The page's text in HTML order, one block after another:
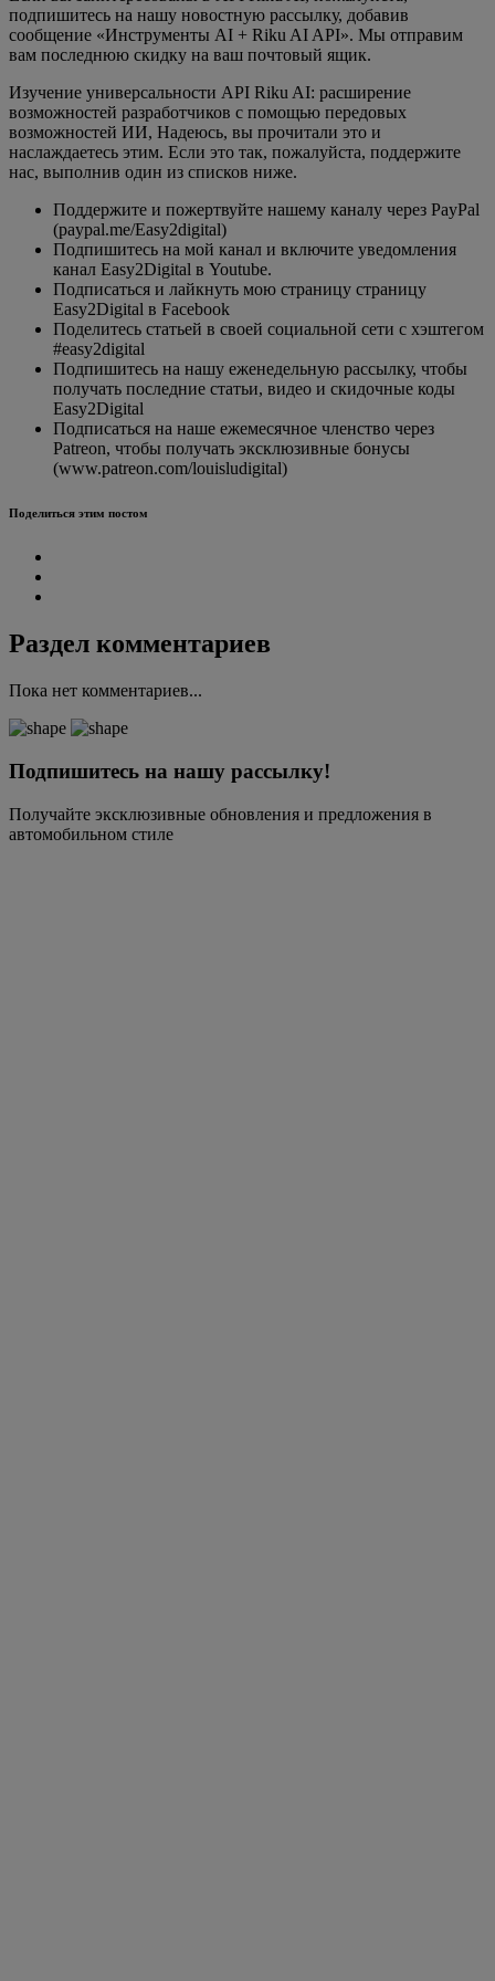
подпишитесь на нашу новостную рассылку, добавив
сообщение «Инструменты AI + Riku AI API». Мы отправим
вам последнюю скидку на ваш почтовый ящик.
Изучение универсальности API Riku AI: расширение
возможностей разработчиков с помощью передовых
возможностей ИИ, Надеюсь, вы прочитали это и
наслаждаетесь этим. Если это так, пожалуйста, поддержите
нас, выполнив один из списков ниже.
Поддержите и пожертвуйте нашему каналу через PayPal
(paypal.me/Easy2digital)
Подпишитесь на мой канал и включите уведомления
канал Easy2Digital в Youtube.
Подписаться и лайкнуть мою страницу страницу
Easy2Digital в Facebook
Поделитесь статьей в своей социальной сети с хэштегом
#easy2digital
Подпишитесь на нашу еженедельную рассылку, чтобы
получать последние статьи, видео и скидочные коды
Easy2Digital
Подписаться на наше ежемесячное членство через
Patreon, чтобы получать эксклюзивные бонусы
(www.patreon.com/louisludigital)
Поделиться этим постом
Раздел комментариев
Пока нет комментариев...
Подпишитесь на нашу рассылку!
Получайте эксклюзивные обновления и предложения в
автомобильном стиле